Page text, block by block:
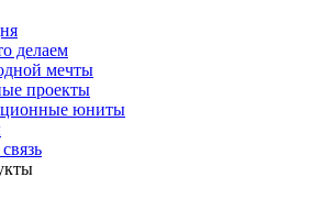
делаем
мечты
проекты
юниты